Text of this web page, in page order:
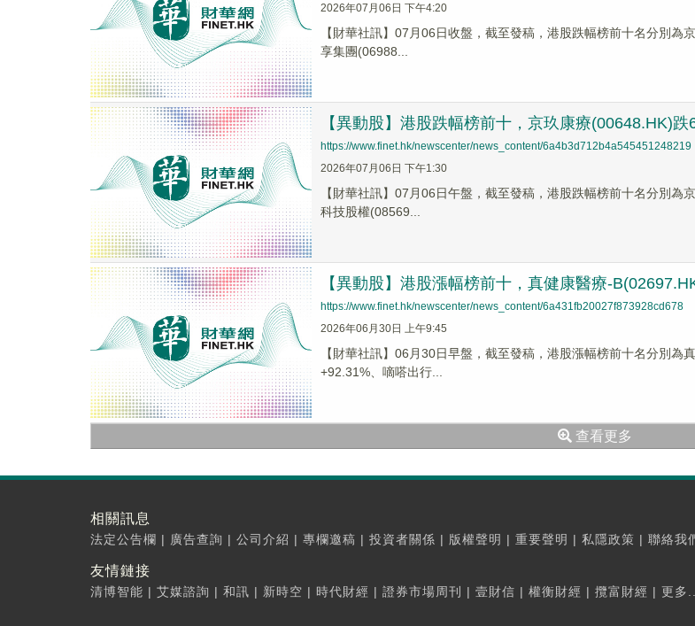
2026年07月06日 下午4:20
【財華社訊】07月06日收盤，截至發稿，港股跌幅榜前十名分別
享集團(06988...
【異動股】港股跌幅榜前十，京玖康療(00648.HK)
https://www.finet.hk/newscenter/news_content/6a4b3d712b4a545451248219
2026年07月06日 下午1:30
【財華社訊】07月06日午盤，截至發稿，港股跌幅榜前十名分別
科技股權(08569...
【異動股】港股漲幅榜前十，真健康醫療-
https://www.finet.hk/newscenter/news_content/6a431fb20027f873928cd678
2026年06月30日 上午9:45
【財華社訊】06月30日早盤，截至發稿，港股漲幅榜前十名分別
+92.31%、嘀嗒出行...
查看更多
相關訊息
法定公告欄 | 廣告查詢 | 公司介紹 | 專欄邀稿 | 投資者關係 | 版權聲明 | 重要聲明 | 私隱政策 | 聯絡我
友情鏈接
清博智能 | 艾媒諮詢 | 和訊 | 新時空 | 時代財經 | 證券市場周刊 | 壹財信 | 權衡財經 | 攬富財經 | 更多